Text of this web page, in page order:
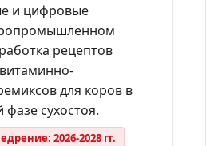
и цифровые
рецептов
для коров в
сухостоя.
2026-2028 гг.